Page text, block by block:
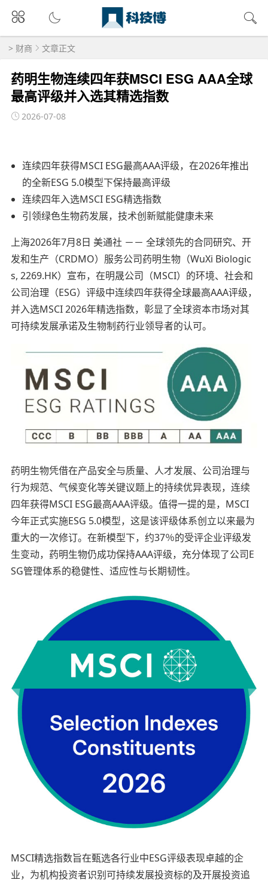
> 财商 文章正文
药明生物连续四年获MSCI ESG AAA全球
最高评级并入选其精选指数
2026-07-08
连续四年获得MSCI ESG最高AAA评级，在2026年推出
的全新ESG 5.0模型下保持最高评级
连续四年入选MSCI ESG精选指数
引领绿色生物药发展，技术创新赋能健康未来
上海2026年7月8日 美通社 －－ 全球领先的合同研究、开
发和生产（CRDMO）服务公司药明生物（WuXi Biologic
s, 2269.HK）宣布，在明晟公司（MSCI）的环境、社会和
公司治理（ESG）评级中连续四年获得全球最高AAA评级，
并入选MSCI 2026年精选指数，彰显了全球资本市场对其
可持续发展承诺及生物制药行业领导者的认可。
药明生物凭借在产品安全与质量、人才发展、公司治理与
行为规范、气候变化等关键议题上的持续优异表现，连续
四年获得MSCI ESG最高AAA评级。值得一提的是，MSCI
今年正式实施ESG 5.0模型，这是该评级体系创立以来最为
重大的一次修订。在新模型下，约37％的受评企业评级发
生变动，药明生物仍成功保持AAA评级，充分体现了公司E
SG管理体系的稳健性、适应性与长期韧性。
MSCI精选指数旨在甄选各行业中ESG评级表现卓越的企
业，为机构投资者识别可持续发展投资标的及开展投资追